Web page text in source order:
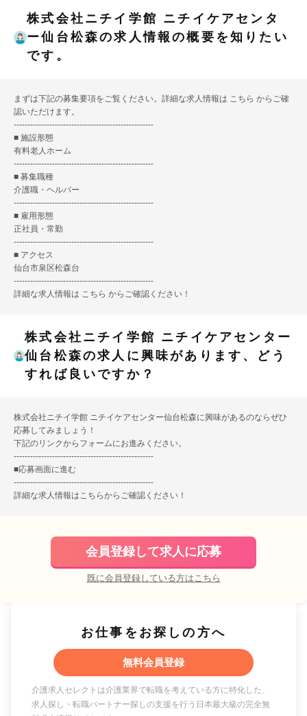
株式会社ニチイ学館 ニチイケアセンタ
ー仙台松森の求人情報の概要を知りたい
です。
まずは下記の募集要項をご覧ください。詳細な求人情報は こちら からご確
認いただけます。
---------------------------------------------------
■ 施設形態
有料老人ホーム
---------------------------------------------------
■ 募集職種
介護職・ヘルパー
---------------------------------------------------
■ 雇用形態
正社員・常勤
---------------------------------------------------
■ アクセス
仙台市泉区松森台
---------------------------------------------------
詳細な求人情報は こちら からご確認ください！
株式会社ニチイ学館 ニチイケアセンター
仙台松森の求人に興味があります、どう
すれば良いですか？
株式会社ニチイ学館 ニチイケアセンター仙台松森に興味があるのならぜひ
応募してみましょう！
下記のリンクからフォームにお進みください。
---------------------------------------------------
■応募画面に進む
---------------------------------------------------
詳細な求人情報はこちらからご確認ください！
会員登録して求人に応募
既に会員登録している方はこちら
お仕事をお探しの方へ
無料会員登録
介護求人セレクトは介護業界で転職を考えている方に特化した、
求人探し・転職パートナー探しの支援を行う日本最大級の完全無